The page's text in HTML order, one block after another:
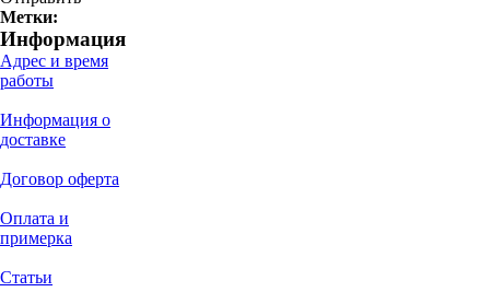
Метки:
Информация
Адрес и время
работы
Информация о
доставке
Договор оферта
Оплата и
примерка
Статьи